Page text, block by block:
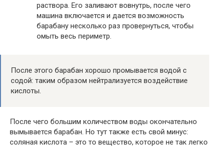
раствора. Его заливают вовнутрь, после чего
машина включается и дается возможность
барабану несколько раз провернуться, чтобы
омыть весь периметр.
После этого барабан хорошо промывается водой с
содой: таким образом нейтрализуется воздействие
кислоты.
После чего большим количеством воды окончательно
вымывается барабан. Но тут также есть свой минус:
соляная кислота – это то вещество, которое не так легко